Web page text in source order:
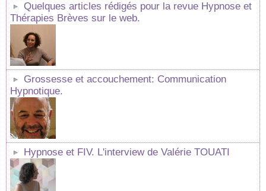
Quelques articles rédigés pour la revue Hypnose et
Thérapies Brèves sur le web.
Grossesse et accouchement: Communication
Hypnotique.
Hypnose et FIV. L'interview de Valérie TOUATI